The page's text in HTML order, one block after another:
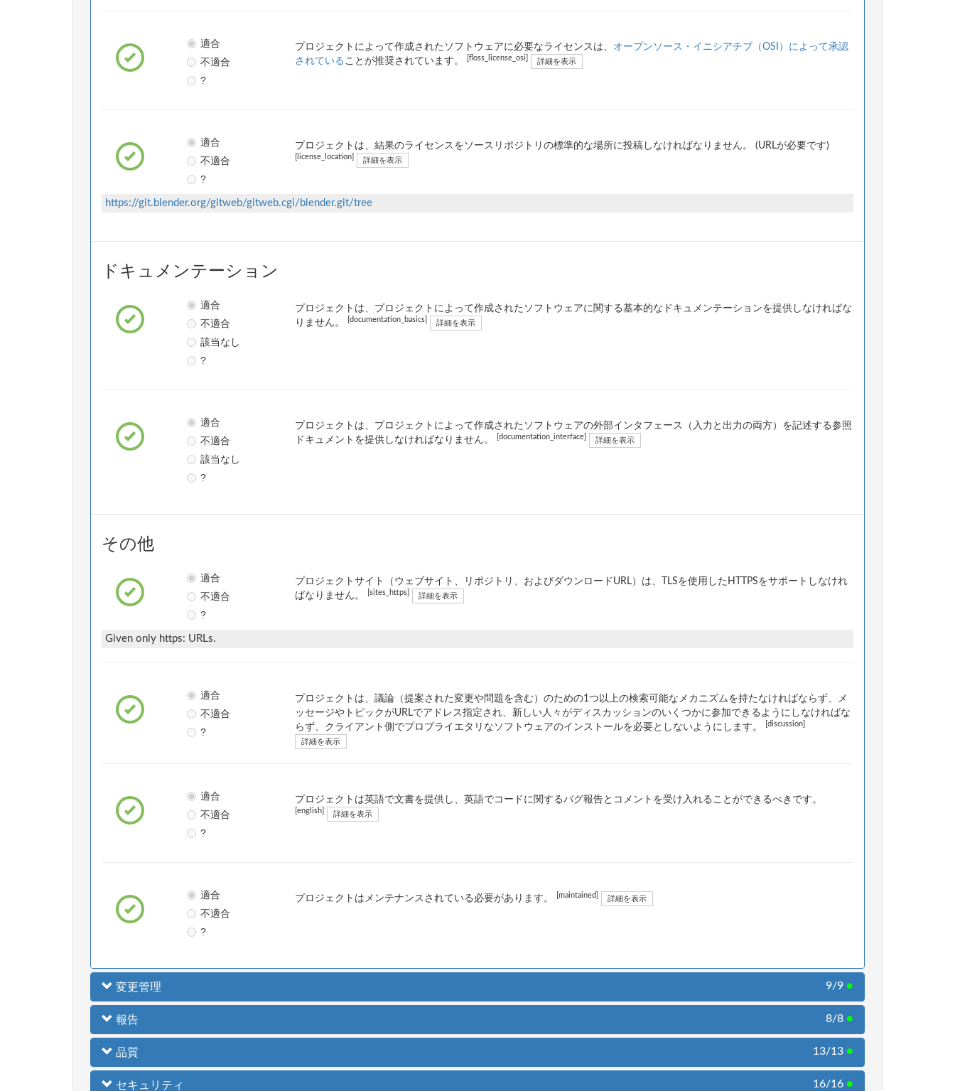
適合
不適合
?
プロジェクトによって作成されたソフトウェアに必要なライセンスは、 オープンソース・イニシアチブ（OSI）によって承認
されている ことが推奨されています。 [floss_license_osi] 詳細を表示
適合
不適合
?
プロジェクトは、結果のライセンスをソースリポジトリの標準的な場所に投稿しなければなりません。 (URLが必要です)
[license_location] 詳細を表示
https://git.blender.org/gitweb/gitweb.cgi/blender.git/tree
ドキュメンテーション
適合
不適合
該当なし
?
プロジェクトは、プロジェクトによって作成されたソフトウェアに関する基本的なドキュメンテーションを提供しなければな
りません。
[documentation_basics] 詳細を表示
適合
不適合
該当なし
?
プロジェクトは、プロジェクトによって作成されたソフトウェアの外部インタフェース（入力と出力の両方）を記述する参照
ドキュメントを提供しなければなりません。
[documentation_interface] 詳細を表示
その他
適合
不適合
?
プロジェクトサイト（ウェブサイト、リポジトリ、およびダウンロードURL）は、TLSを使用したHTTPSをサポートしなけれ
ばなりません。
[sites_https] 詳細を表示
Given only https: URLs.
適合
不適合
?
プロジェクトは、議論（提案された変更や問題を含む）のための1つ以上の検索可能なメカニズムを持たなければならず、メ
ッセージやトピックがURLでアドレス指定され、新しい人々がディスカッションのいくつかに参加できるようにしなければな
らず、クライアント側でプロプライエタリなソフトウェアのインストールを必要としないようにします。
[discussion]
詳細を表示
適合
不適合
?
プロジェクトは英語で文書を提供し、英語でコードに関するバグ報告とコメントを受け入れることができるべきです。
[english] 詳細を表示
適合
不適合
?
プロジェクトはメンテナンスされている必要があります。 [maintained] 詳細を表示
変更管理 9/9 ●
報告 8/8 ●
品質 13/13 ●
セキュリティ 16/16 ●